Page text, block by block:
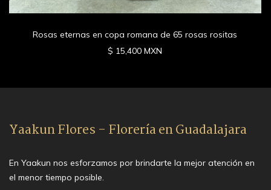
Rosas eternas en copa romana de 65 rosas rositas
$ 15,400 MXN
Yaakun Flores - Florería en Guadalajara
En Yaakun nos esforzamos por brindarte la mejor atención en
el menor tiempo posible.